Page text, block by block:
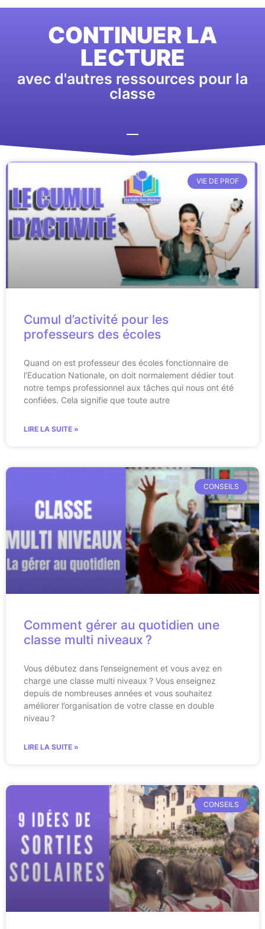
CONTINUER LA
LECTURE
avec d'autres ressources pour la
classe
VIE DE PROF
Cumul d’activité pour les
professeurs des écoles
Quand on est professeur des écoles fonctionnaire de
l’Education Nationale, on doit normalement dédier tout
notre temps professionnel aux tâches qui nous ont été
confiées. Cela signifie que toute autre
LIRE LA SUITE »
CONSEILS
Comment gérer au quotidien une
classe multi niveaux ?
Vous débutez dans l’enseignement et vous avez en
charge une classe multi niveaux ? Vous enseignez
depuis de nombreuses années et vous souhaitez
améliorer l’organisation de votre classe en double
niveau ?
LIRE LA SUITE »
CONSEILS